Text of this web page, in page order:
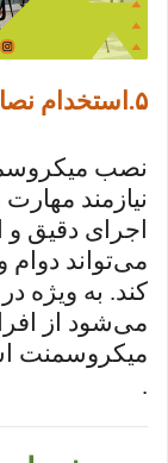
۵. استخدام
نصب
نیازمند
اجرای دقیق و
می‌تواند
کند. به ویژه
می‌شود از
میکروسمنت
.